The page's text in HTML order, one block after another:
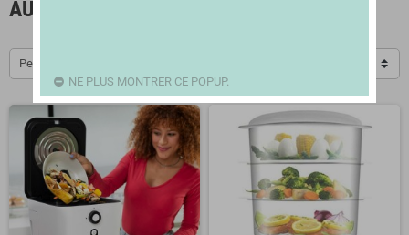
AUTRES APPAREILS DE CUISINES
Pertinence
NE PLUS MONTRER CE POPUP.